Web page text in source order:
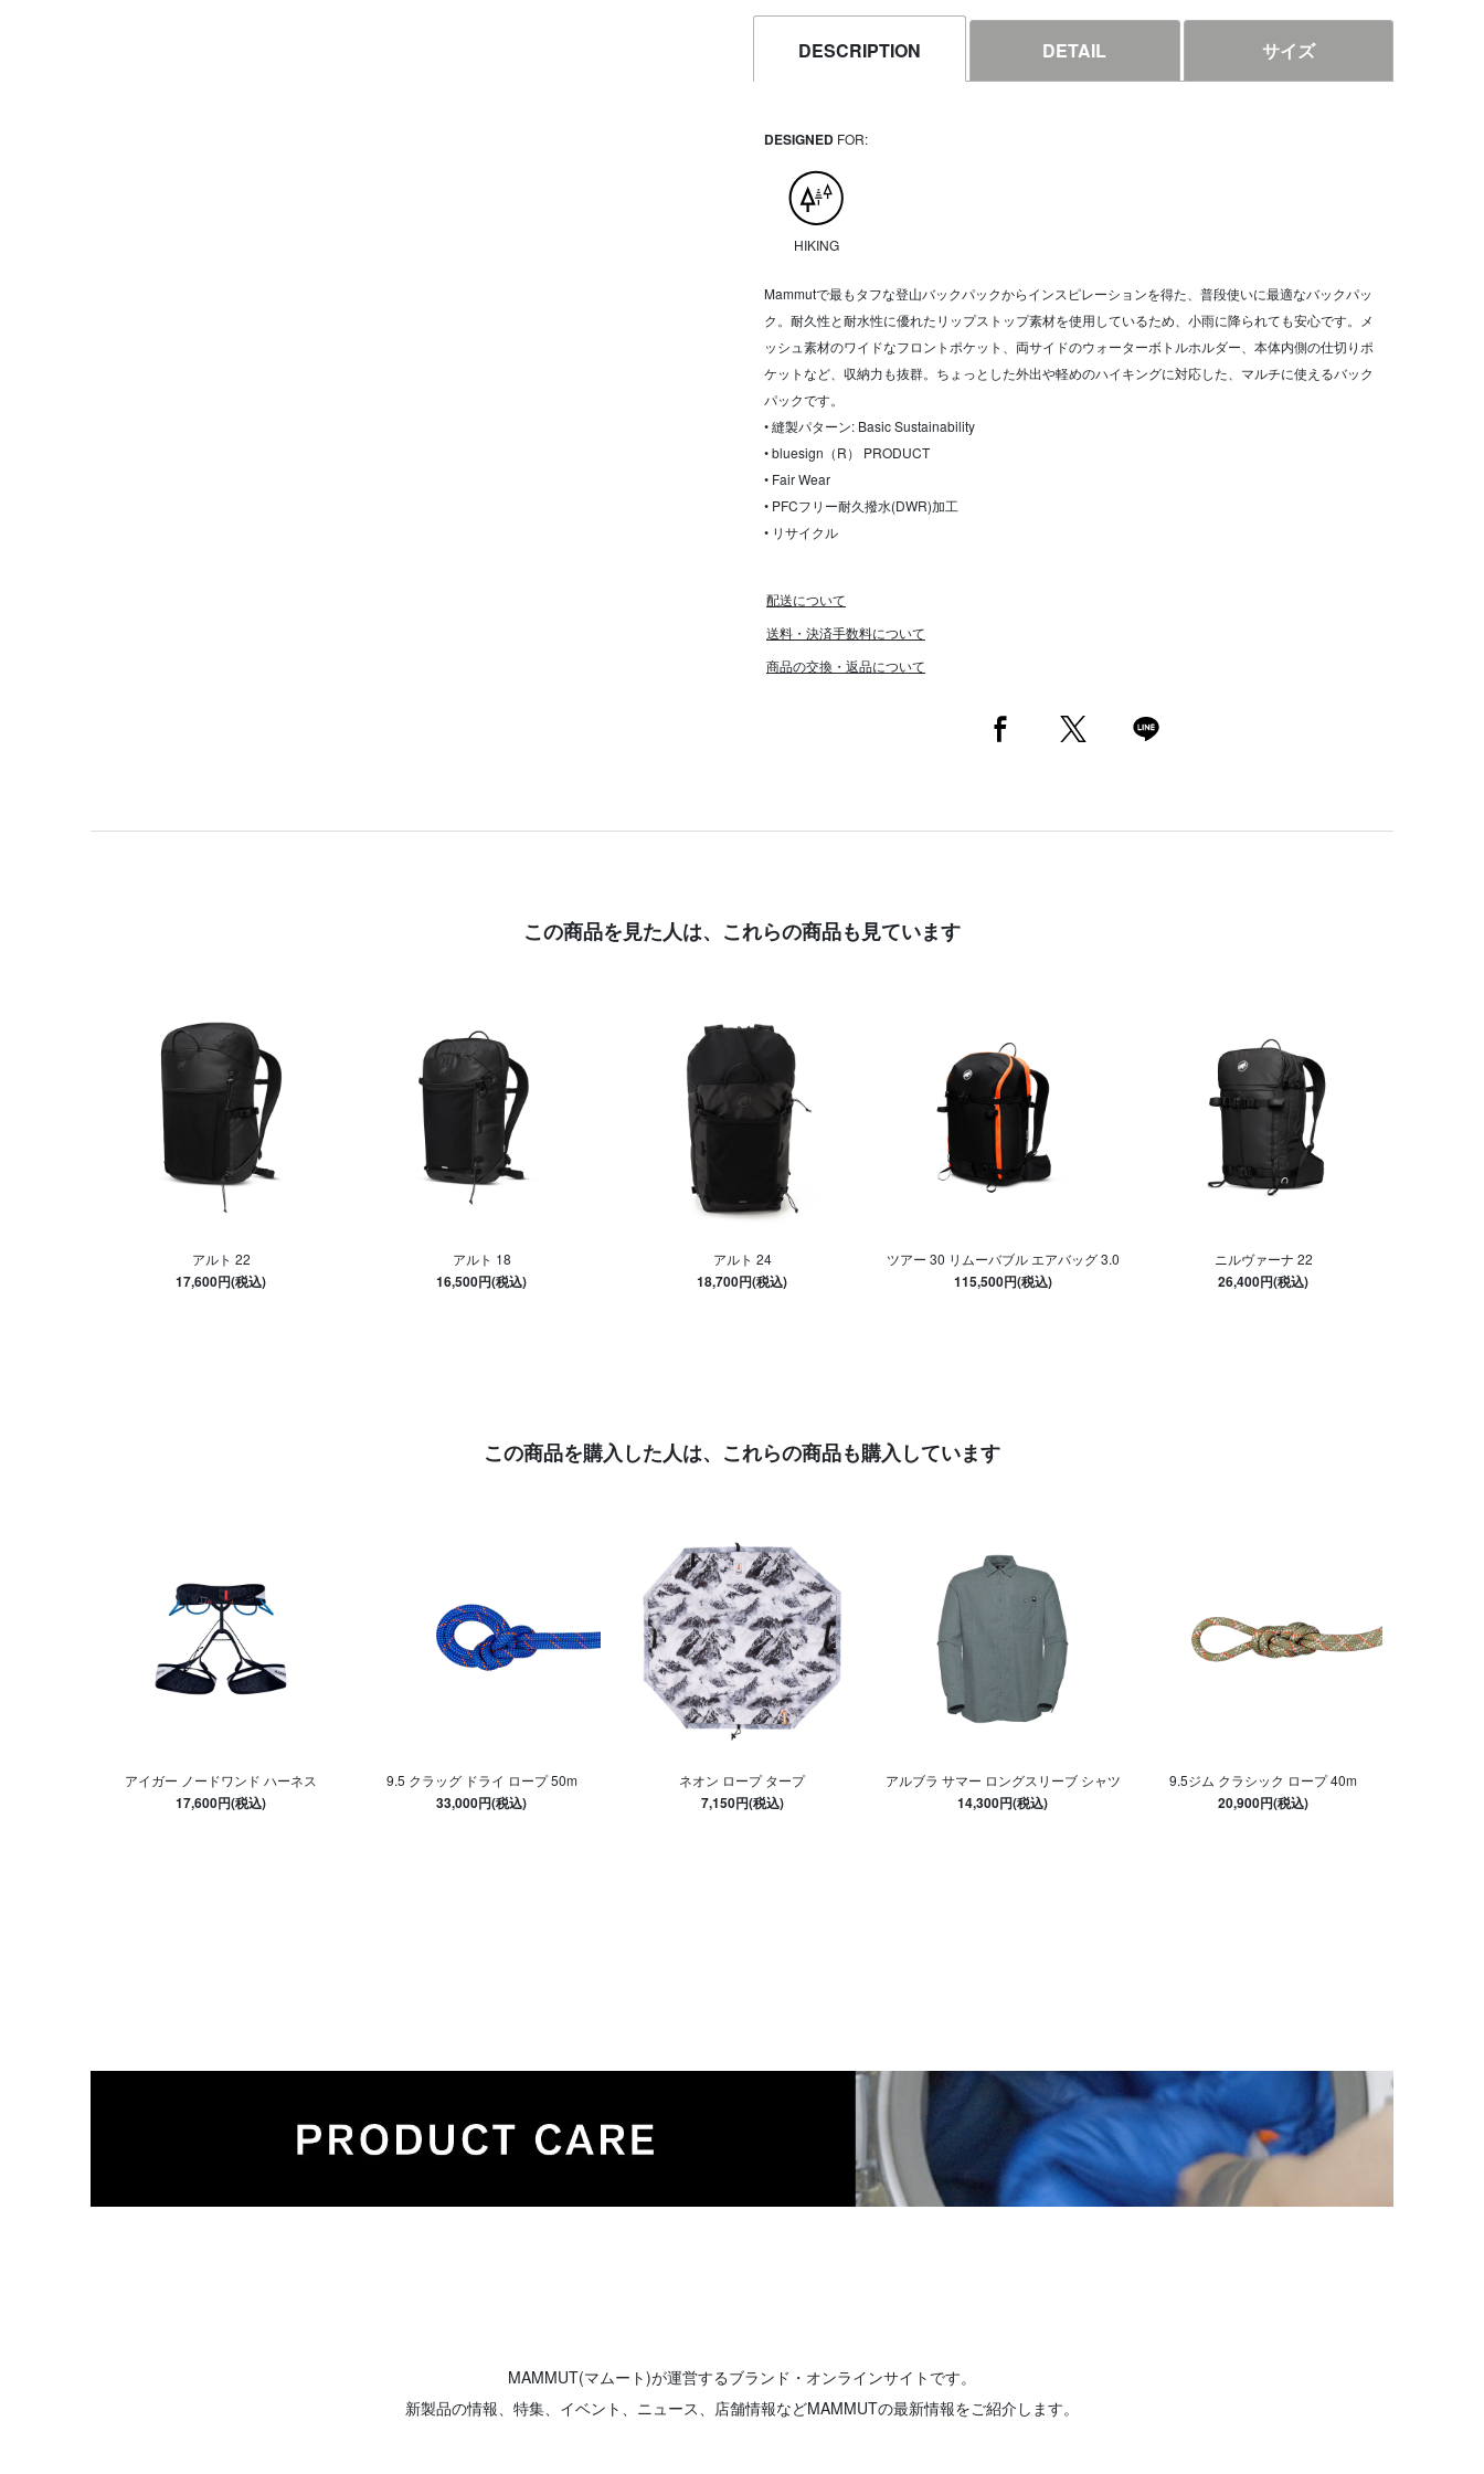
DESCRIPTION DETAIL サイズ
DESIGNED FOR:
HIKING
Mammutで最もタフな登山バックパックからインスピレーションを得た、普段使いに最適なバックパッ
ク。耐久性と耐水性に優れたリップストップ素材を使用しているため、小雨に降られても安心です。メ
ッシュ素材のワイドなフロントポケット、両サイドのウォーターボトルホルダー、本体内側の仕切りポ
ケットなど、収納力も抜群。ちょっとした外出や軽めのハイキングに対応した、マルチに使えるバック
パックです。
• 縫製パターン: Basic Sustainability
• bluesign（R） PRODUCT
• Fair Wear
• PFCフリー耐久撥水(DWR)加工
• リサイクル
配送について
送料・決済手数料について
商品の交換・返品について
この商品を見た人は、 これらの商品も見ています
アルト 22
17,600円(税込)
アルト 18
16,500円(税込)
アルト 24
18,700円(税込)
ツアー 30 リムーバブル エアバッグ 3.0
115,500円(税込)
ニルヴァーナ 22
26,400円(税込)
この商品を購入した人は、 これらの商品も購入しています
アイガー ノードワンド ハーネス
17,600円(税込)
9.5 クラッグ ドライ ロープ 50m
33,000円(税込)
ネオン ロープ タープ
7,150円(税込)
アルブラ サマー ロングスリーブ シャツ
14,300円(税込)
9.5ジム クラシック ロープ 40m
20,900円(税込)
MAMMUT(マムート)が運営するブランド・オンラインサイトです。
新製品の情報、特集、イベント、ニュース、店舗情報などMAMMUTの最新情報をご紹介します。